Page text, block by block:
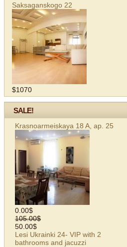
Saksaganskogo 22
$1070
SALE!
Krasnoarmeiskaya 18 A, ap. 25
0.00$
105.00$
50.00$
Lesi Ukrainki 24- VIP with 2
bathrooms and jacuzzi